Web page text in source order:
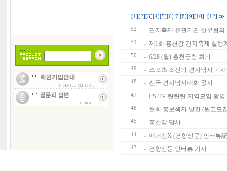
[1] [2] [3] [4] [5] [6] 7 [8] [9] [10] [12] ≫
52 견지축제 유관기관 실무협의
51 제1회 홍천강 견지축제 실행
50 6/28 (월) 홍천군청 회의
49 스포츠 조선의 견지낚시 기사
48 전국 견지낚시대회 공지
47 FS-TV 탄탄탄 지역모임 촬영
46 협회 홍보책자 발간 (원고모
45 홍천강 답사
44 매거진X (경향신문) 인터뷰
43 경향신문 인터뷰 기사